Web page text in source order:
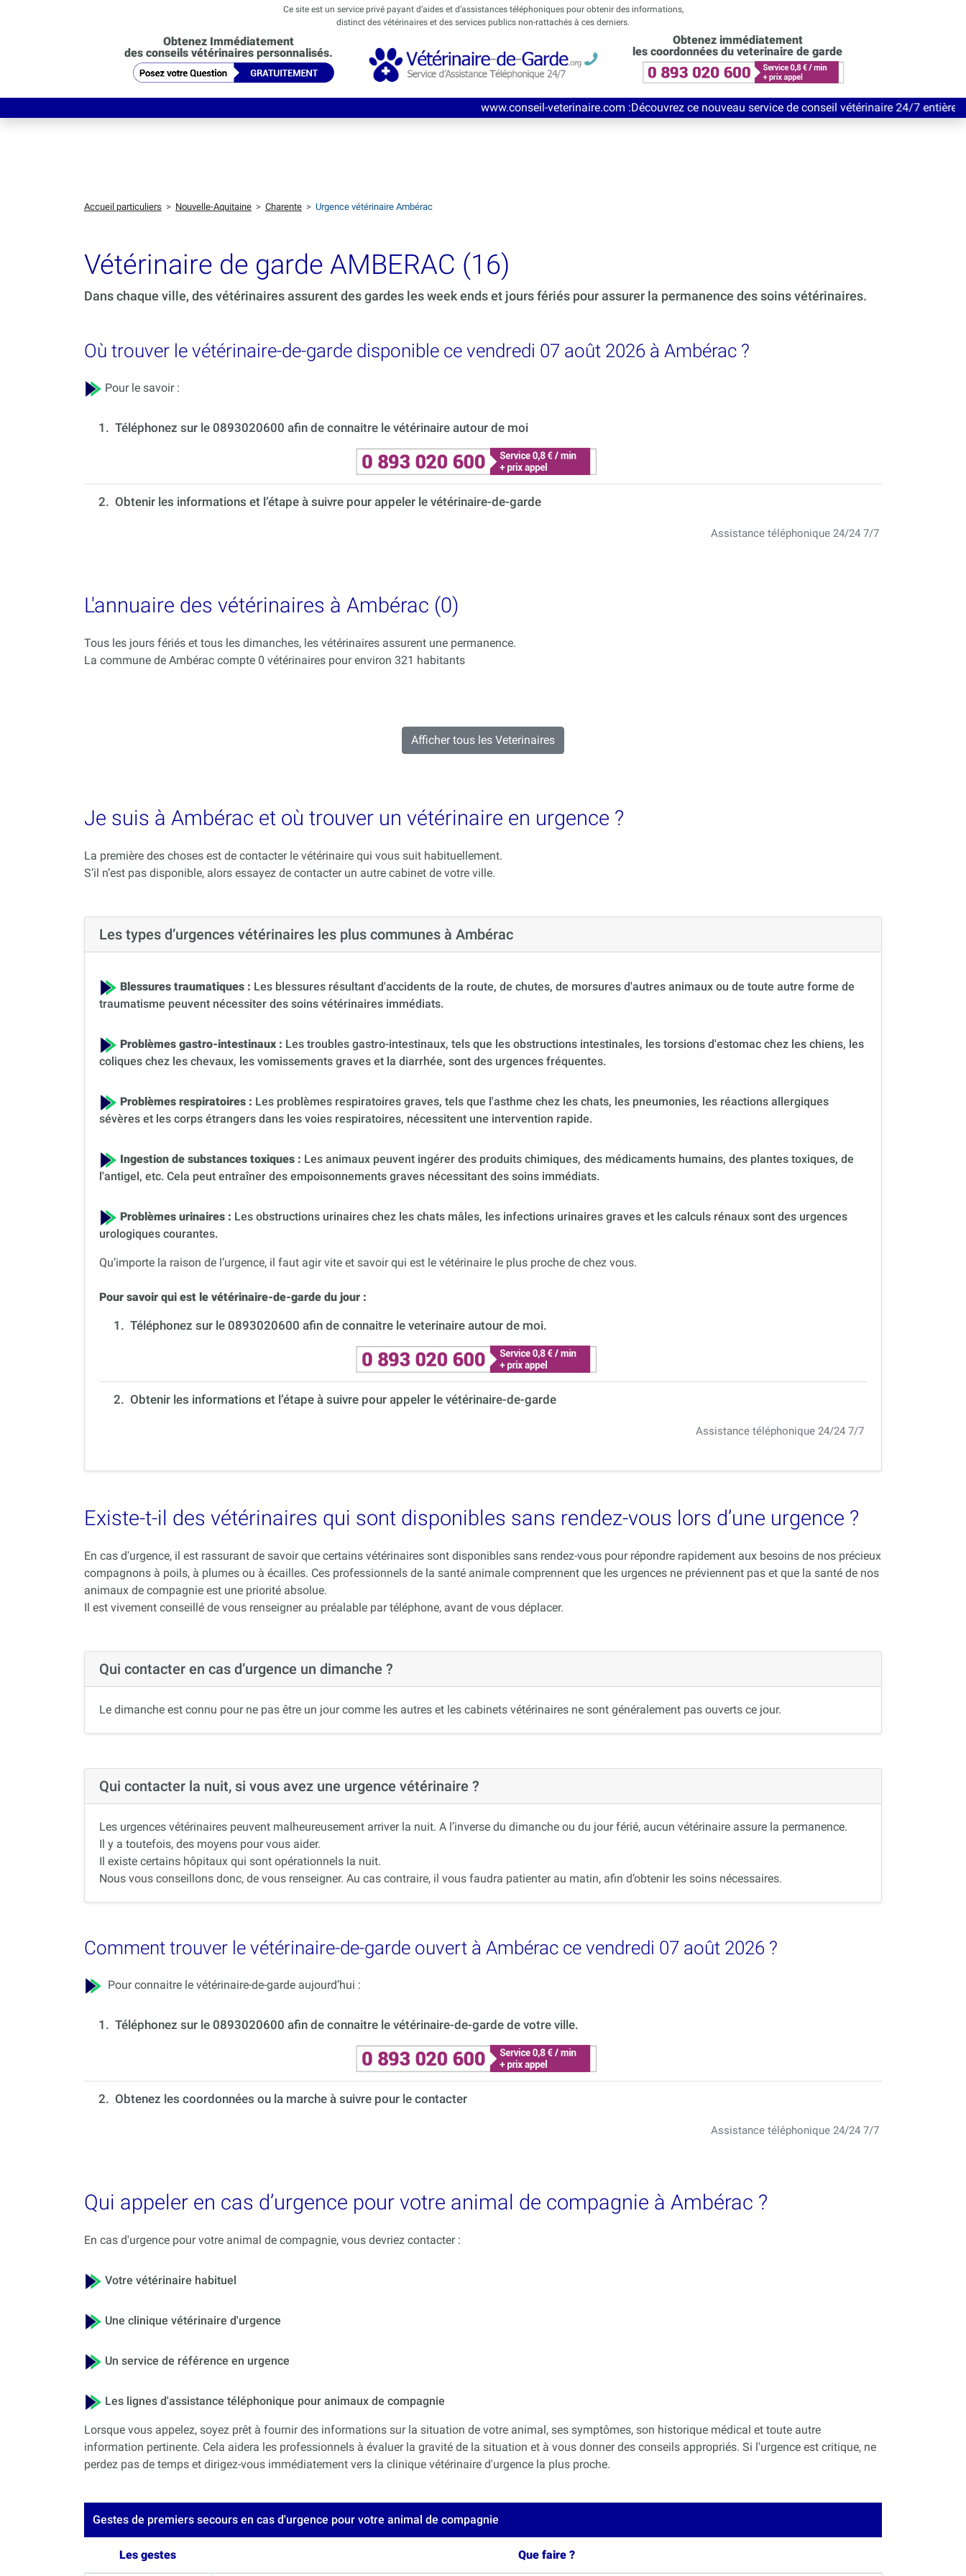
Ce site est un service privé payant d’aides et d’assistances téléphoniques pour obtenir des informations,
distinct des vétérinaires et des services publics non-rattachés à ces derniers.
Obtenez Immédiatement
des conseils vétérinaires personnalisés.
Obtenez immédiatement
les coordonnées du veterinaire de garde
www.conseil-veterinaire.com:Découvrez ce nouveau service de conseil vétérinaire 24/7 entièrement Gratuit
Accueil particuliers > Nouvelle-Aquitaine > Charente > Urgence vétérinaire Ambérac
Vétérinaire de garde AMBERAC (16)
Dans chaque ville, des vétérinaires assurent des gardes les week ends et jours fériés pour assurer la permanence des soins vétérinaires.
Où trouver le vétérinaire-de-garde disponible ce vendredi 07 août 2026 à Ambérac ?
Pour le savoir :
1. Téléphonez sur le 0893020600 afin de connaitre le vétérinaire autour de moi
2. Obtenir les informations et l’étape à suivre pour appeler le vétérinaire-de-garde
Assistance téléphonique 24/24 7/7
L'annuaire des vétérinaires à Ambérac (0)
Tous les jours fériés et tous les dimanches, les vétérinaires assurent une permanence.
La commune de Ambérac compte 0 vétérinaires pour environ 321 habitants
Afficher tous les Veterinaires
Je suis à Ambérac et où trouver un vétérinaire en urgence ?
La première des choses est de contacter le vétérinaire qui vous suit habituellement.
S’il n’est pas disponible, alors essayez de contacter un autre cabinet de votre ville.
Les types d’urgences vétérinaires les plus communes à Ambérac
Blessures traumatiques : Les blessures résultant d'accidents de la route, de chutes, de morsures d'autres animaux ou de toute autre forme de
traumatisme peuvent nécessiter des soins vétérinaires immédiats.
Problèmes gastro-intestinaux : Les troubles gastro-intestinaux, tels que les obstructions intestinales, les torsions d'estomac chez les chiens, les
coliques chez les chevaux, les vomissements graves et la diarrhée, sont des urgences fréquentes.
Problèmes respiratoires : Les problèmes respiratoires graves, tels que l'asthme chez les chats, les pneumonies, les réactions allergiques
sévères et les corps étrangers dans les voies respiratoires, nécessitent une intervention rapide.
Ingestion de substances toxiques : Les animaux peuvent ingérer des produits chimiques, des médicaments humains, des plantes toxiques, de
l'antigel, etc. Cela peut entraîner des empoisonnements graves nécessitant des soins immédiats.
Problèmes urinaires : Les obstructions urinaires chez les chats mâles, les infections urinaires graves et les calculs rénaux sont des urgences
urologiques courantes.
Qu’importe la raison de l’urgence, il faut agir vite et savoir qui est le vétérinaire le plus proche de chez vous.
Pour savoir qui est le vétérinaire-de-garde du jour :
1. Téléphonez sur le 0893020600 afin de connaitre le veterinaire autour de moi.
2. Obtenir les informations et l’étape à suivre pour appeler le vétérinaire-de-garde
Assistance téléphonique 24/24 7/7
Existe-t-il des vétérinaires qui sont disponibles sans rendez-vous lors d’une urgence ?
En cas d'urgence, il est rassurant de savoir que certains vétérinaires sont disponibles sans rendez-vous pour répondre rapidement aux besoins de nos précieux
compagnons à poils, à plumes ou à écailles. Ces professionnels de la santé animale comprennent que les urgences ne préviennent pas et que la santé de nos
animaux de compagnie est une priorité absolue.
Il est vivement conseillé de vous renseigner au préalable par téléphone, avant de vous déplacer.
Qui contacter en cas d’urgence un dimanche ?
Le dimanche est connu pour ne pas être un jour comme les autres et les cabinets vétérinaires ne sont généralement pas ouverts ce jour.
Qui contacter la nuit, si vous avez une urgence vétérinaire ?
Les urgences vétérinaires peuvent malheureusement arriver la nuit. A l’inverse du dimanche ou du jour férié, aucun vétérinaire assure la permanence.
Il y a toutefois, des moyens pour vous aider.
Il existe certains hôpitaux qui sont opérationnels la nuit.
Nous vous conseillons donc, de vous renseigner. Au cas contraire, il vous faudra patienter au matin, afin d’obtenir les soins nécessaires.
Comment trouver le vétérinaire-de-garde ouvert à Ambérac ce vendredi 07 août 2026 ?
Pour connaitre le vétérinaire-de-garde aujourd’hui :
1. Téléphonez sur le 0893020600 afin de connaitre le vétérinaire-de-garde de votre ville.
2. Obtenez les coordonnées ou la marche à suivre pour le contacter
Assistance téléphonique 24/24 7/7
Qui appeler en cas d’urgence pour votre animal de compagnie à Ambérac ?
En cas d'urgence pour votre animal de compagnie, vous devriez contacter :
Votre vétérinaire habituel
Une clinique vétérinaire d'urgence
Un service de référence en urgence
Les lignes d'assistance téléphonique pour animaux de compagnie
Lorsque vous appelez, soyez prêt à fournir des informations sur la situation de votre animal, ses symptômes, son historique médical et toute autre
information pertinente. Cela aidera les professionnels à évaluer la gravité de la situation et à vous donner des conseils appropriés. Si l'urgence est critique, ne
perdez pas de temps et dirigez-vous immédiatement vers la clinique vétérinaire d'urgence la plus proche.
Gestes de premiers secours en cas d'urgence pour votre animal de compagnie
Les gestes Que faire ?